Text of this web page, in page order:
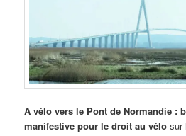
A vélo vers le Pont de Normandie :
manifestive pour le droit au vélo sur